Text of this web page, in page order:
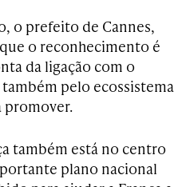
o prefeito de Cannes,
o reconhecimento é
da ligação com o
pelo ecossistema
promover.
também está no centro
plano nacional